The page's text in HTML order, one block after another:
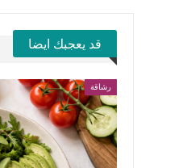
قد يعجبك ايضا
رشاقة